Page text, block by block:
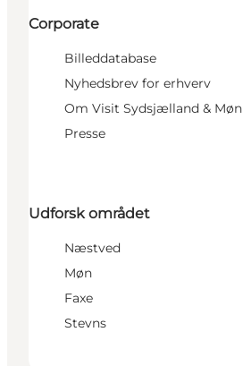
Corporate
Billeddatabase
Nyhedsbrev for erhverv
Om Visit Sydsjælland & Møn
Presse
Udforsk området
Næstved
Møn
Faxe
Stevns